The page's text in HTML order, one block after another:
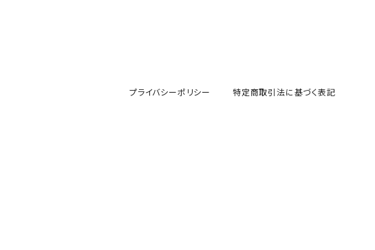
プライバシーポリシー 特定商取引法に基づく表記